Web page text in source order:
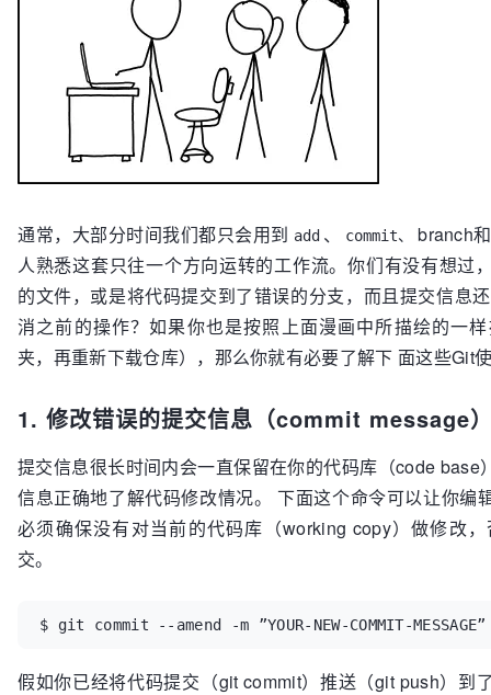
通常，大部分时间我们都只会用到 add 、 commit、
branch和
人熟悉这套只往一个方向运转的工作流。你们有没有想过
的文件，或是将代码提交到了错误的分支，而且提交信息
消之前的操作？如果你也是按照上面漫画中所描绘的一
夹，再重新下载仓库），那么你就有必要了解下 面这些Git
1. 修改错误的提交信息（commit message
提交信息很长时间内会一直保留在你的代码库（code base
信息正确地了解代码修改情况。 下面这个命令可以让你编
必须确保没有对当前的代码库（working copy）做修改
交。
$ git commit --amend -m ”YOUR-NEW-COMMIT-MESSAGE”
假如你已经将代码提交（git commit）推送（git push）到